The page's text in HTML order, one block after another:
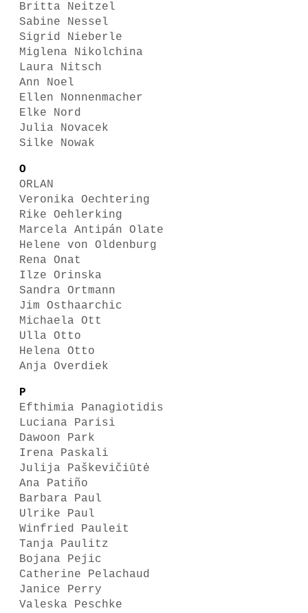
Britta Neitzel
Sabine Nessel
Sigrid Nieberle
Miglena Nikolchina
Laura Nitsch
Ann Noel
Ellen Nonnenmacher
Elke Nord
Julia Novacek
Silke Nowak
O
ORLAN
Veronika Oechtering
Rike Oehlerking
Marcela Antipán Olate
Helene von Oldenburg
Rena Onat
Ilze Orinska
Sandra Ortmann
Jim Osthaarchic
Michaela Ott
Ulla Otto
Helena Otto
Anja Overdiek
P
Efthimia Panagiotidis
Luciana Parisi
Dawoon Park
Irena Paskali
Julija Paškevičiūtė
Ana Patiño
Barbara Paul
Ulrike Paul
Winfried Pauleit
Tanja Paulitz
Bojana Pejic
Catherine Pelachaud
Janice Perry
Valeska Peschke